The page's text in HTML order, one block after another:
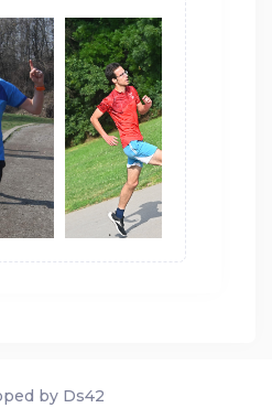
by Ds42